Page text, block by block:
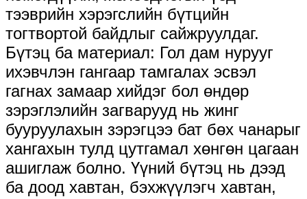
тээврийн хэрэгслийн бүтцийн
тогтвортой байдлыг сайжруулдаг.
Бүтэц ба материал: Гол дам нурууг
ихэвчлэн гангаар тамгалах эсвэл
гагнах замаар хийдэг бол өндөр
зэрэглэлийн загварууд нь жинг
бууруулахын зэрэгцээ бат бөх чанарыг
хангахын тулд цутгамал хөнгөн цагаан
ашиглаж болно. Үүний бүтэц нь дээд
ба доод хавтан, бэхжүүлэгч хавтан,